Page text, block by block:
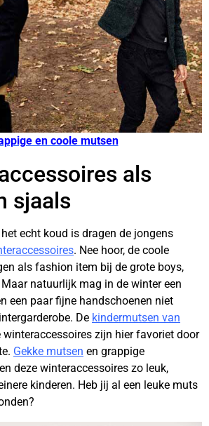
en coole mutsen
als
sjaals
echt koud is dragen de jongens
. Nee hoor, de coole
als fashion item bij de grote boys,
natuurlijk mag in de winter een
een paar fijne handschoenen niet
De kindermutsen van
winteraccessoires zijn hier favoriet door
Gekke mutsen en grappige
deze winteraccessoires zo leuk,
kinderen. Heb jij al een leuke muts